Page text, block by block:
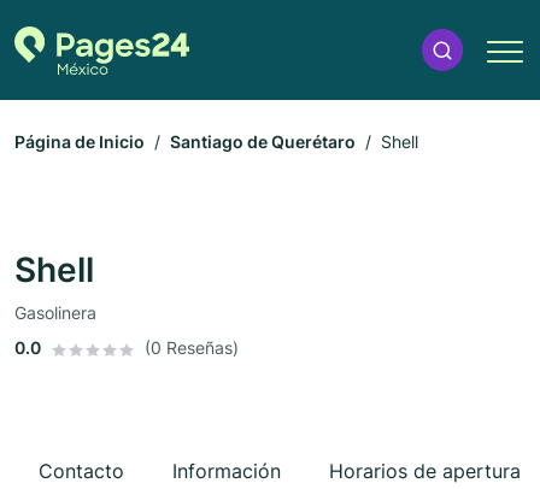
Página de Inicio Santiago de Querétaro Shell
Shell
Gasolinera
0.0
(0 Reseñas)
Contacto Información Horarios de apertura